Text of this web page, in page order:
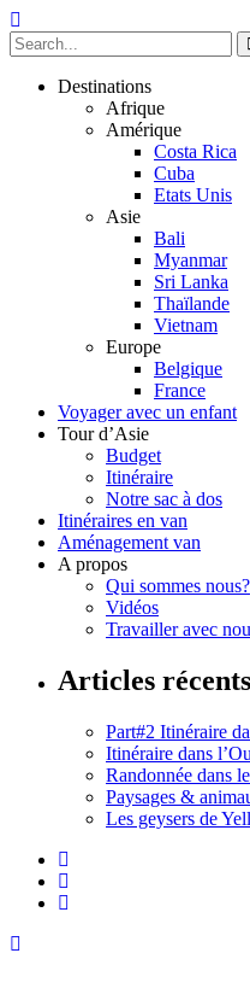
Destinations
Afrique
Amérique
Costa Rica
Cuba
Etats Unis
Asie
Bali
Myanmar
Sri Lanka
Thaïlande
Vietnam
Europe
Belgique
France
Voyager avec un enfant
Tour d’Asie
Budget
Itinéraire
Notre sac à dos
Itinéraires en van
Aménagement van
A propos
Qui sommes nous?
Vidéos
Travailler avec
Articles récents
Part#2 Itinéraire
Itinéraire dans
Randonnée dans
Paysages &
Les geysers de